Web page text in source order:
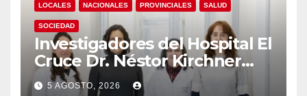
LOCALES NACIONALES PROVINCIALES SALUD
SOCIEDAD
Investigadores del Hospital El
Cruce Dr. Néstor Kirchner
desarrollan un estudio
5 AGOSTO, 2026